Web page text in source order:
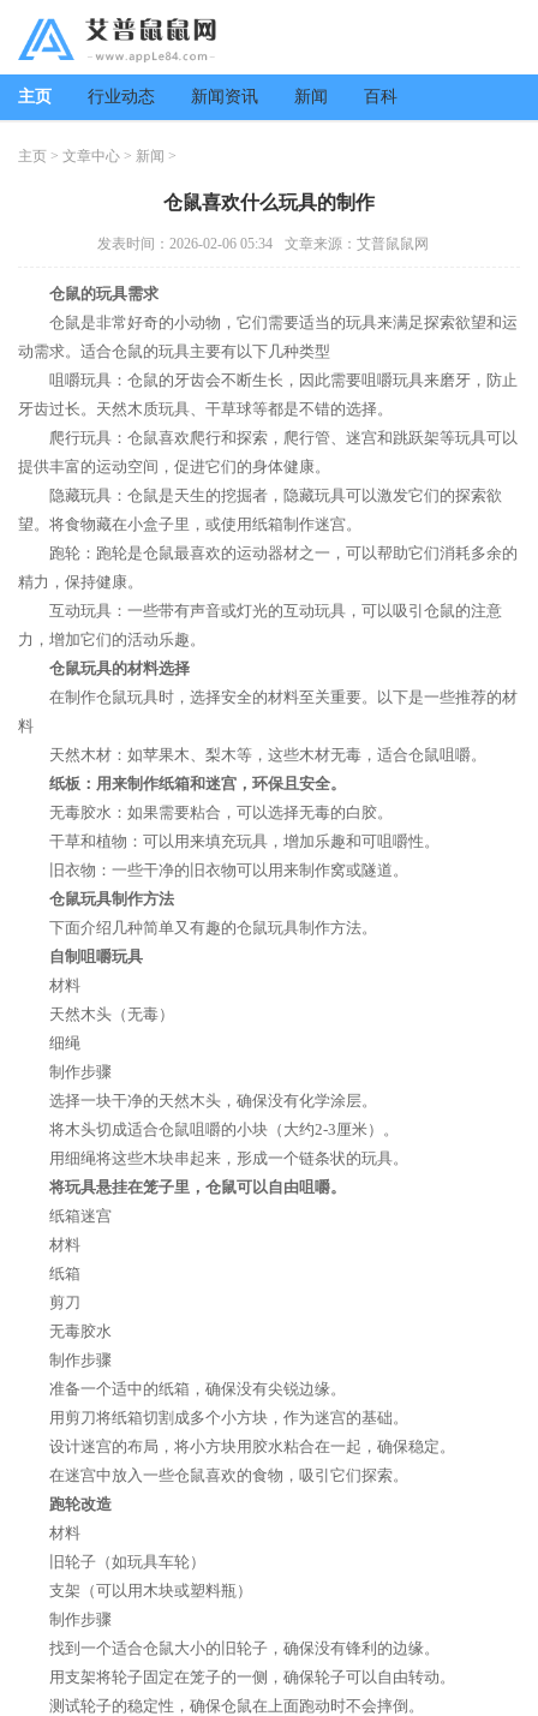
主页 行业动态 新闻资讯 新闻 百科
主页 > 文章中心 > 新闻 >
仓鼠喜欢什么玩具的制作
发表时间：2026-02-06 05:34 文章来源：艾普鼠鼠网
仓鼠的玩具需求
仓鼠是非常好奇的小动物，它们需要适当的玩具来满足探索欲望和运
动需求。适合仓鼠的玩具主要有以下几种类型
咀嚼玩具：仓鼠的牙齿会不断生长，因此需要咀嚼玩具来磨牙，防止
牙齿过长。天然木质玩具、干草球等都是不错的选择。
爬行玩具：仓鼠喜欢爬行和探索，爬行管、迷宫和跳跃架等玩具可以
提供丰富的运动空间，促进它们的身体健康。
隐藏玩具：仓鼠是天生的挖掘者，隐藏玩具可以激发它们的探索欲
望。将食物藏在小盒子里，或使用纸箱制作迷宫。
跑轮：跑轮是仓鼠最喜欢的运动器材之一，可以帮助它们消耗多余的
精力，保持健康。
互动玩具：一些带有声音或灯光的互动玩具，可以吸引仓鼠的注意
力，增加它们的活动乐趣。
仓鼠玩具的材料选择
在制作仓鼠玩具时，选择安全的材料至关重要。以下是一些推荐的材
料
天然木材：如苹果木、梨木等，这些木材无毒，适合仓鼠咀嚼。
纸板：用来制作纸箱和迷宫，环保且安全。
无毒胶水：如果需要粘合，可以选择无毒的白胶。
干草和植物：可以用来填充玩具，增加乐趣和可咀嚼性。
旧衣物：一些干净的旧衣物可以用来制作窝或隧道。
仓鼠玩具制作方法
下面介绍几种简单又有趣的仓鼠玩具制作方法。
自制咀嚼玩具
材料
天然木头（无毒）
细绳
制作步骤
选择一块干净的天然木头，确保没有化学涂层。
将木头切成适合仓鼠咀嚼的小块（大约2-3厘米）。
用细绳将这些木块串起来，形成一个链条状的玩具。
将玩具悬挂在笼子里，仓鼠可以自由咀嚼。
纸箱迷宫
材料
纸箱
剪刀
无毒胶水
制作步骤
准备一个适中的纸箱，确保没有尖锐边缘。
用剪刀将纸箱切割成多个小方块，作为迷宫的基础。
设计迷宫的布局，将小方块用胶水粘合在一起，确保稳定。
在迷宫中放入一些仓鼠喜欢的食物，吸引它们探索。
跑轮改造
材料
旧轮子（如玩具车轮）
支架（可以用木块或塑料瓶）
制作步骤
找到一个适合仓鼠大小的旧轮子，确保没有锋利的边缘。
用支架将轮子固定在笼子的一侧，确保轮子可以自由转动。
测试轮子的稳定性，确保仓鼠在上面跑动时不会摔倒。